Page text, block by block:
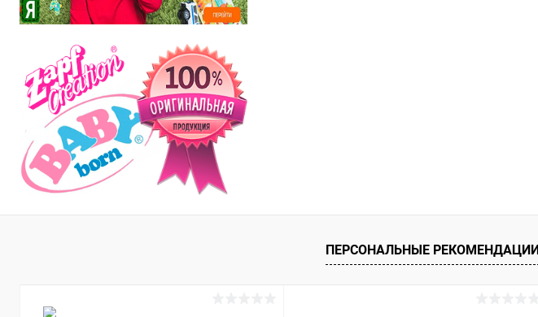
ПЕРСОНАЛЬНЫЕ РЕКОМЕНДАЦИИ